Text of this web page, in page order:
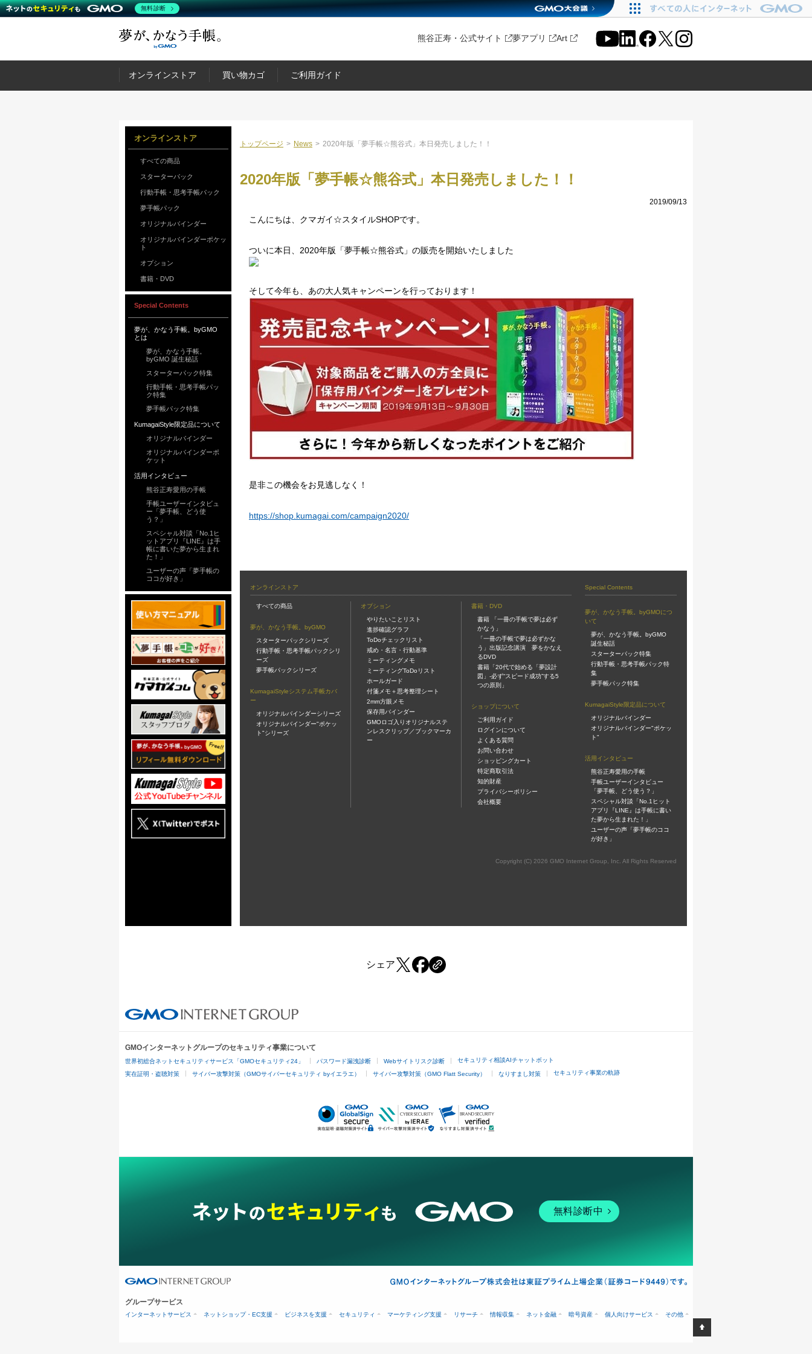
熊谷正寿・公式サイト 夢アプリ Art
オンラインストア 買い物カゴ ご利用ガイド
オンラインストア
すべての商品
スターターパック
行動手帳・思考手帳パック
夢手帳パック
オリジナルバインダー
オリジナルバインダーポケッ
ト
オプション
書籍・DVD
Special Contents
夢が、かなう手帳。byGMO
とは
夢が、かなう手帳。
byGMO 誕生秘話
スターターパック特集
行動手帳・思考手帳パッ
ク特集
夢手帳パック特集
KumagaiStyle限定品について
オリジナルバインダー
オリジナルバインダーポ
ケット
活用インタビュー
熊谷正寿愛用の手帳
手帳ユーザーインタビュ
ー「夢手帳、どう使
う？」
スペシャル対談「No.1ヒ
ットアプリ『LINE』は手
帳に書いた夢から生まれ
た！」
ユーザーの声「夢手帳の
ココが好き」
トップページ > News > 2020年版「夢手帳☆熊谷式」本日発売しました！！
2020年版「夢手帳☆熊谷式」本日発売しました！！
2019/09/13
こんにちは、クマガイ☆スタイルSHOPです。
ついに本日、2020年版「夢手帳☆熊谷式」の販売を開始いたしました
そして今年も、あの大人気キャンペーンを行っております！
是非この機会をお見逃しなく！
https://shop.kumagai.com/campaign2020/
オンラインストア
すべての商品
夢が、かなう手帳。byGMO
スターターパックシリーズ
行動手帳・思考手帳パックシリ
ーズ
夢手帳パックシリーズ
KumagaiStyleシステム手帳カバ
ー
オリジナルバインダーシリーズ
オリジナルバインダー"ポケッ
ト"シリーズ
オプション
やりたいことリスト
進捗確認グラフ
ToDoチェックリスト
戒め・名言・行動基準
ミーティングメモ
ミーティングToDoリスト
ホールガード
付箋メモ＋思考整理シート
2mm方眼メモ
保存用バインダー
GMOロゴ入りオリジナルステ
ンレスクリップ／ブックマーカ
ー
書籍・DVD
書籍 「一冊の手帳で夢は必ず
かなう」
「一冊の手帳で夢は必ずかな
う」出版記念講演 夢をかなえ
るDVD
書籍「20代で始める「夢設計
図」-必ず“スピード成功”する5
つの原則」
ショップについて
ご利用ガイド
ログインについて
よくある質問
お問い合わせ
ショッピングカート
特定商取引法
知的財産
プライバシーポリシー
会社概要
Special Contents
夢が、かなう手帳。byGMOにつ
いて
夢が、かなう手帳。byGMO
誕生秘話
スターターパック特集
行動手帳・思考手帳パック特
集
夢手帳パック特集
KumagaiStyle限定品について
オリジナルバインダー
オリジナルバインダー"ポケッ
ト"
活用インタビュー
熊谷正寿愛用の手帳
手帳ユーザーインタビュー
「夢手帳、どう使う？」
スペシャル対談「No.1ヒット
アプリ『LINE』は手帳に書い
た夢から生まれた！」
ユーザーの声「夢手帳のココ
が好き」
Copyright (C) 2026 GMO Internet Group, Inc. All Rights Reserved
シェア
GMOインターネットグループのセキュリティ事業について
世界初総合ネットセキュリティサービス「GMOセキュリティ24」 パスワード漏洩診断 Webサイトリスク診断 セキュリティ相談AIチャットボット
実在証明・盗聴対策 サイバー攻撃対策（GMOサイバーセキュリティ byイエラエ） サイバー攻撃対策（GMO Flatt Security） なりすまし対策 セキュリティ事業の軌跡
無料診断中
グループサービス
インターネットサービス ネットショップ・EC支援 ビジネスを支援 セキュリティ マーケティング支援 リサーチ 情報収集 ネット金融 暗号資産 個人向けサービス その他
無料診断